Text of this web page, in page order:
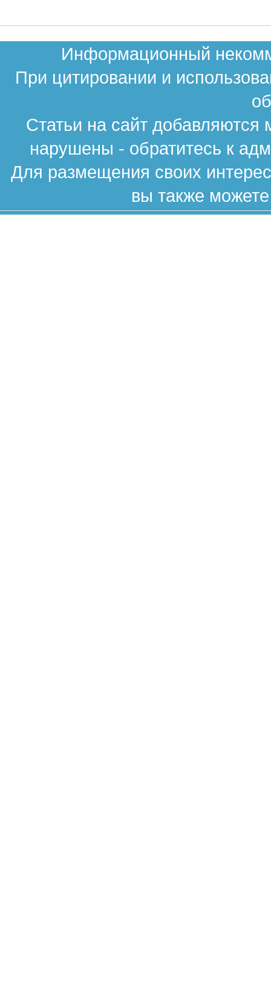
Информационный
При цитировании и
Статьи на сайт
нарушены - обратитесь к
Для размещения своих
вы также